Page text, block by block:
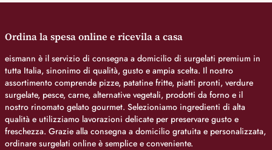
Ordina la spesa online e ricevila a casa
eismann è il servizio di consegna a domicilio di surgelati premium in
tutta Italia, sinonimo di qualità, gusto e ampia scelta. Il nostro
assortimento comprende pizze, patatine fritte, piatti pronti, verdure
surgelate, pesce, carne, alternative vegetali, prodotti da forno e il
nostro rinomato gelato gourmet. Selezioniamo ingredienti di alta
qualità e utilizziamo lavorazioni delicate per preservare gusto e
freschezza. Grazie alla consegna a domicilio gratuita e personalizzata,
ordinare surgelati online è semplice e conveniente.